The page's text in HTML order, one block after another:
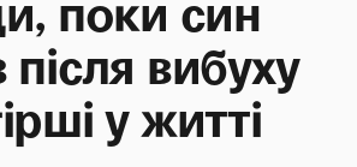
поки син
вибуху
у житті